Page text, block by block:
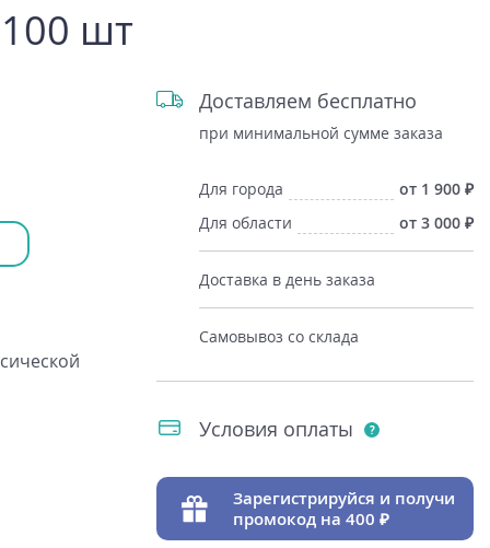
шт
Доставляем бесплатно
при минимальной сумме заказа
Для города
от 1 900
Для области
от 3 000
Доставка в день заказа
Самовывоз со склада
Условия оплаты
Зарегистрируйся и получи
промокод на 400